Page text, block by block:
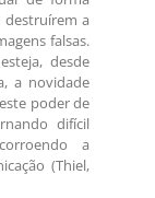
a
falsas.
desde
a novidade
poder de
difícil
a
(Thiel,